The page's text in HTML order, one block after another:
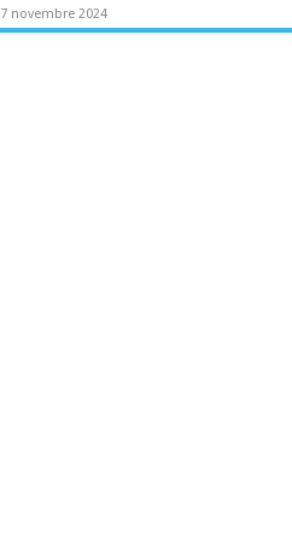
7 novembre 2024